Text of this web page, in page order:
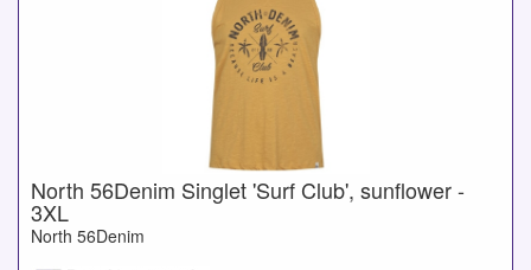
North 56Denim Singlet 'Surf Club', sunflower -
3XL
North 56Denim